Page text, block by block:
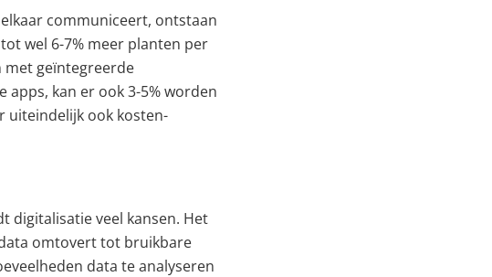
communiceert, ontstaan
wel 6-7% meer planten per
met geïntegreerde
kan er ook 3-5% worden
uiteindelijk ook kosten-
digitalisatie veel kansen. Het
omtovert tot bruikbare
data te analyseren